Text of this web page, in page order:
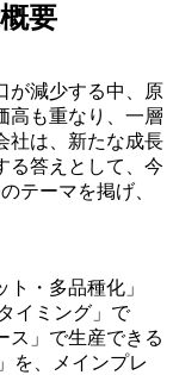
要
が減少する中、原
高も重なり、一層
社は、新たな成長
答えとして、今
テーマを掲げ、
・多品種化」
イミング」で
ス」で生産できる
を、メインプレ